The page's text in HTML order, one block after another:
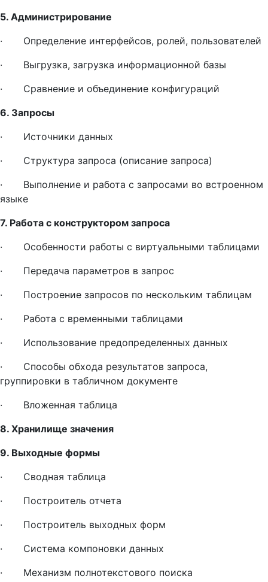
5. Администрирование
· Определение интерфейсов, ролей, пользователей
· Выгрузка, загрузка информационной базы
· Сравнение и объединение конфигураций
6. Запросы
· Источники данных
· Структура запроса (описание запроса)
· Выполнение и работа с запросами во встроенном
языке
7. Работа с конструктором запроса
· Особенности работы с виртуальными таблицами
· Передача параметров в запрос
· Построение запросов по нескольким таблицам
· Работа с временными таблицами
· Использование предопределенных данных
· Способы обхода результатов запроса,
группировки в табличном документе
· Вложенная таблица
8. Хранилище значения
9. Выходные формы
· Сводная таблица
· Построитель отчета
· Построитель выходных форм
· Система компоновки данных
· Механизм полнотекстового поиска